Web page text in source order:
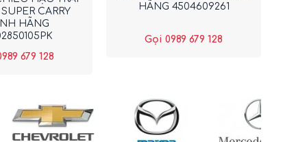
CARRY
HÃNG
679 128
HÃNG 4504609261
Gọi 0989 679 128